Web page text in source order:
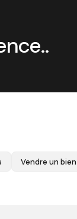
Vendre un